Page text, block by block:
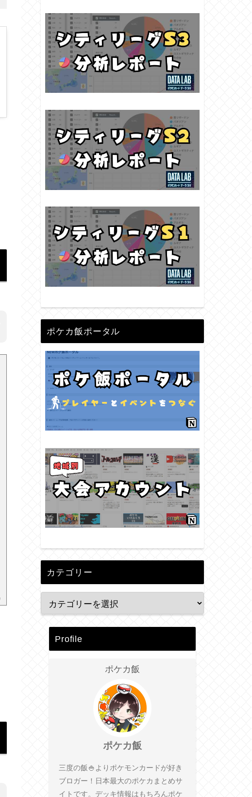
ポケカ飯ポータル
カテゴリー
Profile
ポケカ飯
ポケカ飯
三度の飯🍚よりポケモンカードが好き
ブロガー！日本最大のポケカまとめサ
イトです。デッキ情報はもちろんポケ